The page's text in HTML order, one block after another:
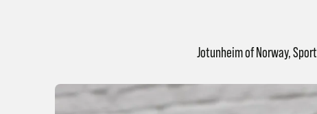
Jotunheim of Norway,